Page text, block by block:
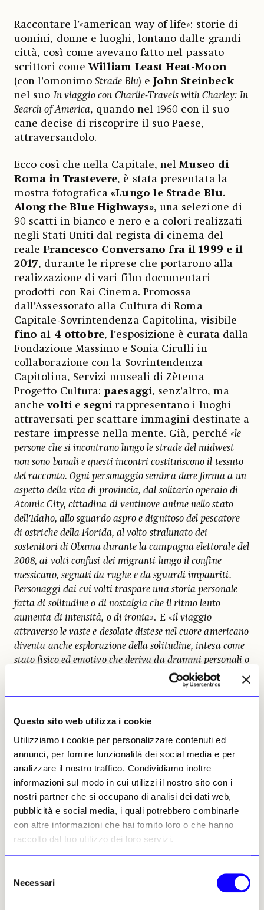
Questo sito web utilizza i cookie
Utilizziamo i cookie per personalizzare contenuti ed
annunci, per fornire funzionalità dei social media e per
analizzare il nostro traffico. Condividiamo inoltre
informazioni sul modo in cui utilizzi il nostro sito con i
nostri partner che si occupano di analisi dei dati web,
pubblicità e social media, i quali potrebbero combinarle
con altre informazioni che hai fornito loro o che hanno
raccolto dal tuo utilizzo dei loro servizi.
delNecessari
Raccontare l’«american way of life»: storie di
uomini, donne e luoghi, lontano dalle grandi
città, così come avevano fatto nel passato
scrittori comeWilliam Least Heat-Moon
(con l’omonimoStrade Blu) eJohn Steinbeck
nel suoIn viaggio con Charlie-Travels with Charley: In
Search of America, quando nel 1960 con il suo
cane decise di riscoprire il suo Paese,
attraversandolo.
Ecco così che nella Capitale, nelMuseo di
Roma in Trastevere, è stata presentata la
mostra fotografica«Lungo le Strade Blu.
Along the Blue Highways», una selezione di
90 scatti in bianco e nero e a colori realizzati
negli Stati Uniti dal regista di cinema del
realeFrancesco Conversano fra il 1999 e il
2017, durante le riprese che portarono alla
realizzazione di vari film documentari
prodotti con Rai Cinema. Promossa
dall’Assessorato alla Cultura di Roma
Capitale-Sovrintendenza Capitolina, visibile
fino al 4 ottobre, l’esposizione è curata dalla
Fondazione Massimo e Sonia Cirulli in
collaborazione con la Sovrintendenza
Capitolina, Servizi museali di Zètema
Progetto Cultura:paesaggi, senz’altro, ma
anchevoltie segnirappresentano i luoghi
attraversati per scattare immagini destinate a
restare impresse nella mente. Già, perché «le
persone che si incontrano lungo le strade del midwest
non sono banali e questi incontri costituiscono il tessuto
del racconto. Ogni personaggio sembra dare forma a un
aspetto della vita di provincia, dal solitario operaio di
Atomic City, cittadina di ventinove anime nello stato
dell’Idaho, allo sguardo aspro e dignitoso del pescatore
di ostriche della Florida, al volto stralunato dei
sostenitori di Obama durante la campagna elettorale del
2008, ai volti confusi dei migranti lungo il confine
messicano, segnati da rughe e da sguardi impauriti.
Personaggi dai cui volti traspare una storia personale
fatta di solitudine o di nostalgia che il ritmo lento
aumenta di intensità, o di ironia». E «il viaggio
attraverso le vaste e desolate distese nel cuore americano
diventa anche esplorazione della solitudine, intesa come
stato fisico ed emotivo che deriva da drammi personali o
dal sentirsi disconnessi dalla società e alla ricerca di
significato in luoghi che sembrano dimenticati. E la
e dei volti è potenziata dalla scelta del bianco e nero,
scorrere del tempo».
E poi i tanticartelli,manifestie insegne
hanno trasformato il paesaggio rurale
diventando simbolo iconico della cultura pop
americana. Quellapubblicitàche sembra
solo attendere il pubblico, negli spazi
immensi, lontani dalle coste: la Coca Cola che
troneggia, le atmosfere che evocano Edward
realistica Spoon River.